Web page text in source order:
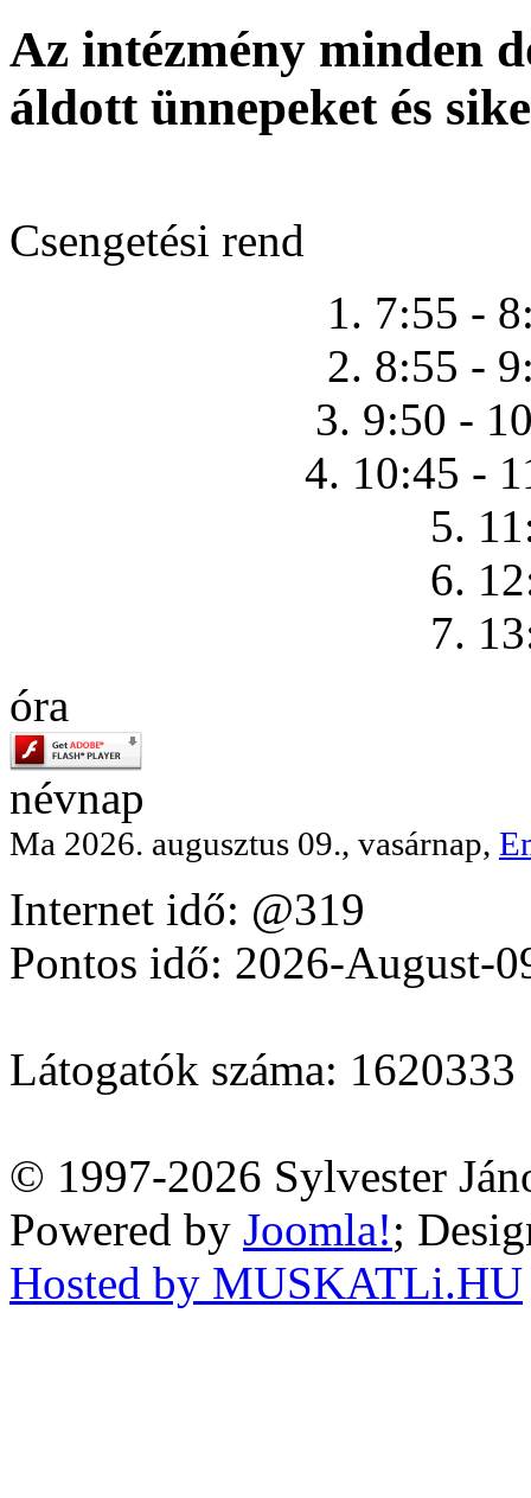
Az intézmény minden
áldott ünnepeket és
Csengetési rend
1. 7:55 -
2. 8:55 -
3. 9:50 -
4. 10:45 -
5.
6.
7.
óra
névnap
Ma 2026. augusztus 09., vasárnap,
Internet idő: @319
Pontos idő: 2026-August-
Látogatók száma: 1620333
© 1997-2026 Sylvester
Powered by Joomla!;
Hosted by MUSKATLi.HU